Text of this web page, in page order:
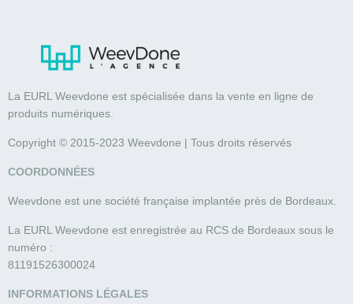
La EURL Weevdone est spécialisée dans la vente en ligne de
produits numériques.
Copyright © 2015-2023 Weevdone | Tous droits réservés
COORDONNÉES
Weevdone est une société française implantée près de Bordeaux.
La EURL Weevdone est enregistrée au RCS de Bordeaux sous le
numéro :
81191526300024
INFORMATIONS LÉGALES